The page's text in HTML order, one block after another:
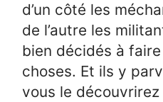
d’un côté les
de l’autre les
bien décidés à
choses. Et ils y
vous le